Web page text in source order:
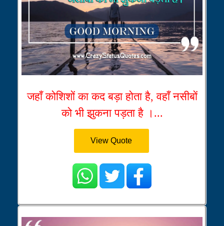
जहाँ कोशिशों का कद बड़ा होता है, वहाँ नसीबों
को भी झुकना पड़ता है ।...
View Quote